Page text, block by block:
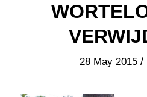
28 May 2015 /